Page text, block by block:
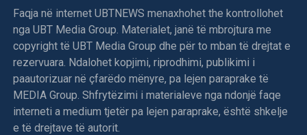
Avni Dehari, për të ndërprerë punimet menjëherë pas kësaj
kërkese, nxitën reagime të menjëhershme dhe përplasje
fizike e verbale mes deputetëve të opozitës dhe
pushtetit.
Opozita akuzoi kryesuesin për abuzim me detyrën dhe
bllokim të qëllimshëm të procesit.
Faqja në internet UBTNEWS menaxhohet the kontrollohet
nga UBT Media Group. Materialet, janë të mbrojtura me
copyright të UBT Media Group dhe për to mban të drejtat e
rezervuara. Ndalohet kopjimi, riprodhimi, publikimi i
paautorizuar në çfarëdo mënyre, pa lejen paraprake të
MEDIA Group. Shfrytëzimi i materialeve nga ndonjë faqe
interneti a medium tjetër pa lejen paraprake, është shkelje
e të drejtave të autorit.